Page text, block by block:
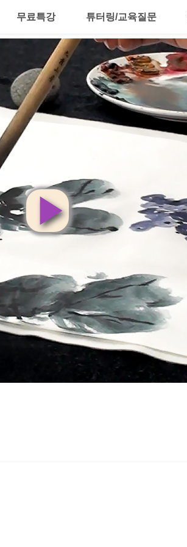
무료특강 튜터링/교육질문
영
상
재
생